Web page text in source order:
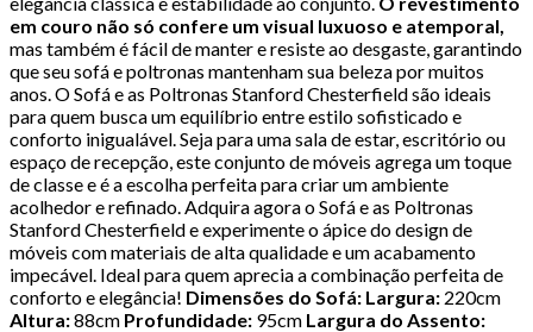
em couro não só confere um visual luxuoso e atemporal,
mas também é fácil de manter e resiste ao desgaste, garantindo
que seu sofá e poltronas mantenham sua beleza por muitos
anos. O Sofá e as Poltronas Stanford Chesterfield são ideais
para quem busca um equilíbrio entre estilo sofisticado e
conforto inigualável. Seja para uma sala de estar, escritório ou
espaço de recepção, este conjunto de móveis agrega um toque
de classe e é a escolha perfeita para criar um ambiente
acolhedor e refinado. Adquira agora o Sofá e as Poltronas
Stanford Chesterfield e experimente o ápice do design de
móveis com materiais de alta qualidade e um acabamento
impecável. Ideal para quem aprecia a combinação perfeita de
conforto e elegância! Dimensões do Sofá: Largura: 220cm
Altura:88cm Profundidade: 95cm Largura do Assento: